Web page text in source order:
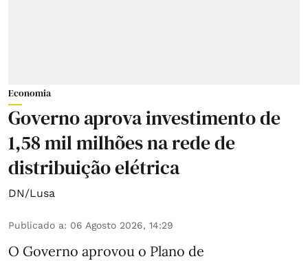
Economia
Governo aprova investimento de
1,58 mil milhões na rede de
distribuição elétrica
DN/Lusa
Publicado a: 06 Agosto 2026, 14:29
O Governo aprovou o Plano de